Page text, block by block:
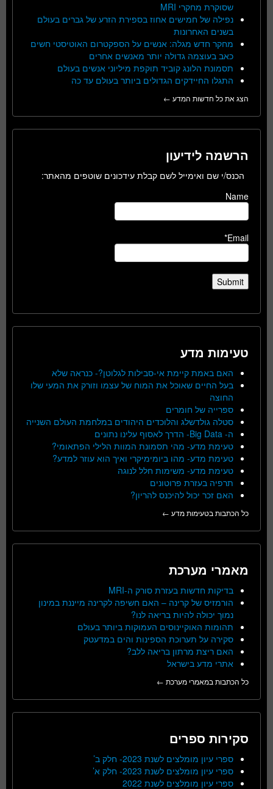
שסוקרת מחקרי MRI
נפילה של חמישים אחוז בספירת הזרע של גברים בעולם
בשנים האחרונות
מחקר חדש מגלה: אנשים על הספקטרום האוטיסטי חשים
כאב בעוצמה גדולה יותר מאנשים אחרים
תסמונת הלונג קוביד תוקפת מיליוני אנשים בעולם
התגלו החיידקים הגדולים ביותר בעולם עד כה
הצג את כל חדשות המדע ←
הרשמה לידיעון
הכנס/י שם ואימייל לשם קבלת עידכונים שוטפים מהאתר:
Name
Email*
טעימות מדע
האם באמת קיימת אי-סבילות לגלוטן?- כנראה שלא
בעל החיים שאוכל את המוח של עצמו וזורק את המעי שלו
החוצה
ספרייה של חומרים
סטלה גולדשלג והלוכדים היהודים במלחמת העולם השנייה
ה- Big Data- הדרך לאסוף עלינו נתונים
טעימת מדע- מהי תסמונת המוות הלילי הפתאומי?
טעימת מדע- מהו ביומימיקרי ואיך הוא עוזר למדע?
טעימת מדע- משימות חלל לנוגה
תרפיה בעזרת פרוטונים
האם זכר יכול להיכנס להריון?
כל הכתבות בטעימות מדע ←
מאמרי מערכת
בדיקות חדשות בעזרת סורק ה-MRI
הורמזיס של קרינה – האם חשיפה לקרינה מייננת במינון
נמוך יכולה להיות בריאה לנו?
תהומות האוקיינוסים העמוקות ביותר בעולם
סקירה על תערוכת הספינות והים במדעטק
האם ריצת מרתון בריאה ללב?
אתרי מדע בישראל
כל הכתבות במאמרי מערכת ←
סקירות ספרים
ספרי עיון מומלצים לשנת 2023- חלק ב’
ספרי עיון מומלצים לשנת 2023- חלק א’
ספרי עיון מומלצים לשנת 2022